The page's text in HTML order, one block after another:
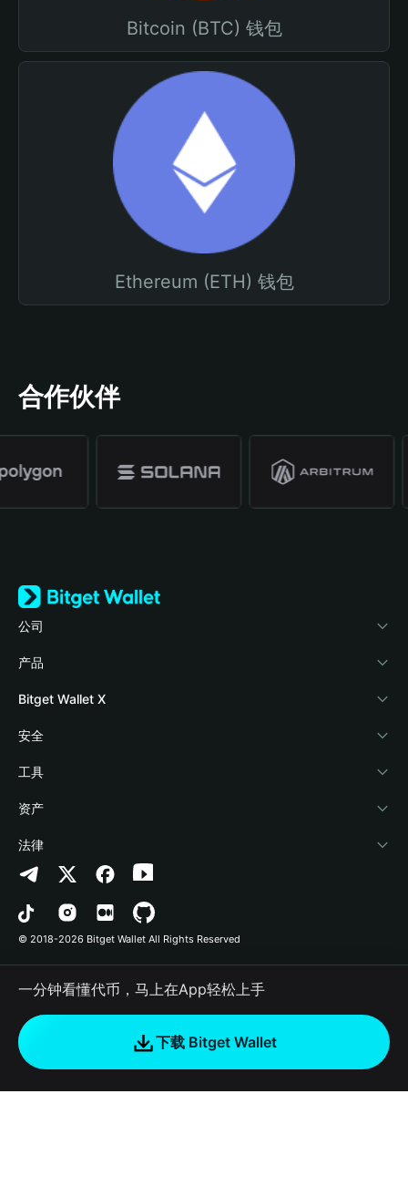
Bitcoin (BTC) 钱包
Ethereum (ETH) 钱包
合作伙伴
公司
关于 Bitget Wallet
博客
学院
加密资讯
帮助中心
联系我们
品牌资源
工作机会
产品
加密卡
稳定币理财
Payfi Crypto
Crypto Swap API
山寨季指数
预测市场
DApp
RWA
如何购买加密货币
Bitget Wallet X
开发者文档
接入钱包
Bitget Wallet Pay
合作上架
安全
风险保障基金
安全防护技术
工具
快捷买币
授权检测
合约检测
批量转账
资产
Arbitrum
Avalanche
Bitcoin
Polygon
法律
隐私协议
用户使用协议
© 2018-2026 Bitget Wallet All Rights Reserved
一分钟看懂代币，马上在App轻松上手
下载 Bitget Wallet